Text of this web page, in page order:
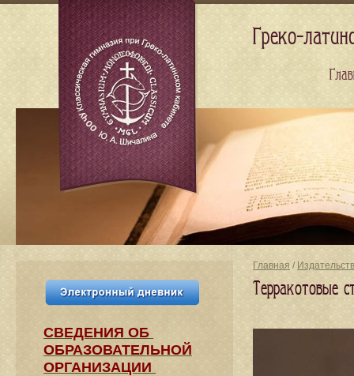
Главная /
Терракотовые
СВЕДЕНИЯ​ ОБ
ОБРАЗОВАТЕЛЬНОЙ
ОРГАНИЗАЦИИ
Греко-